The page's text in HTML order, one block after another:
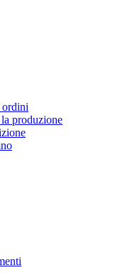
ordini
produzione